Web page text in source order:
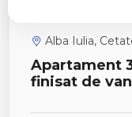
Apartament
finisat de
Alba Iulia,